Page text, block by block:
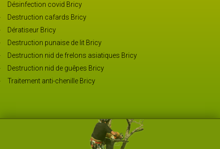
Désinfection covid Bricy
Destruction cafards Bricy
Dératiseur Bricy
Destruction punaise de lit Bricy
Destruction nid de frelons asiatiques Bricy
Destruction nid de guêpes Bricy
Traitement anti-chenille Bricy